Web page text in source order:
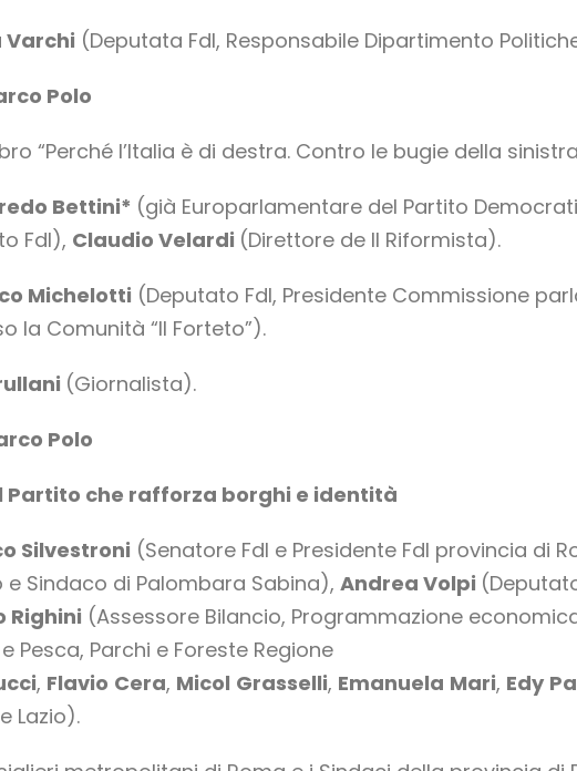
Varchi (Deputata FdI, Responsabile Dipartimento
Polo
“Perché l’Italia è di destra. Contro le bugie della
Bettini* (già Europarlamentare del Partito
FdI), Claudio Velardi (Direttore de Il Riformista).
Michelotti (Deputato FdI, Presidente Commissione
la Comunità “Il Forteto”).
(Giornalista).
Polo
Partito che rafforza borghi e identità
Silvestroni (Senatore FdI e Presidente FdI provincia di
e Sindaco di Palombara Sabina), Andrea Volpi
Righini (Assessore Bilancio, Programmazione
Pesca, Parchi e Foreste Regione
, Flavio Cera, Micol Grasselli, Emanuela Mari, Edy
Lazio).